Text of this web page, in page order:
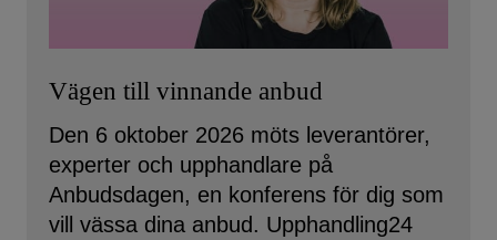
Vägen till vinnande anbud
Den 6 oktober 2026 möts leverantörer,
experter och upphandlare på
Anbudsdagen, en konferens för dig som
vill vässa dina anbud. Upphandling24